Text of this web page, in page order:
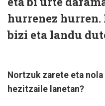
hurrenez
bizi eta landu
Nortzuk zarete eta
hezitzaile lanetan?